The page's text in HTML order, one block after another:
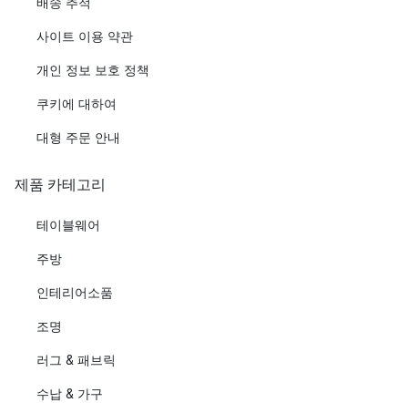
사이트 이용 약관
개인 정보 보호 정책
쿠키에 대하여
대형 주문 안내
제품 카테고리
테이블웨어
주방
인테리어소품
조명
러그 & 패브릭
수납 & 가구